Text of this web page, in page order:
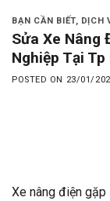
BẠN CẦN BIẾT, DỊCH
Sửa Xe Nâng
Nghiệp Tại
POSTED ON 23/01/
Xe nâng điện